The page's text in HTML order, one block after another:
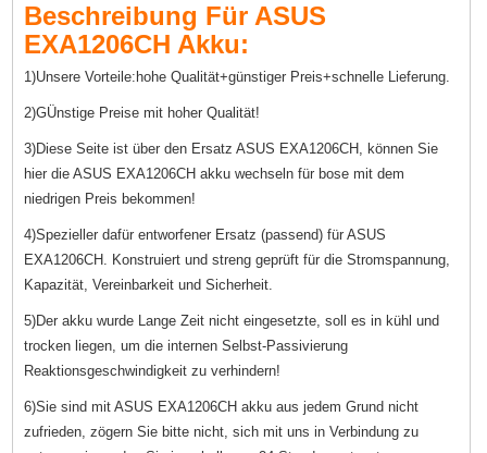
Beschreibung Für ASUS
EXA1206CH Akku:
1)Unsere Vorteile:hohe Qualität+günstiger Preis+schnelle Lieferung.
2)GÜnstige Preise mit hoher Qualität!
3)Diese Seite ist über den Ersatz ASUS EXA1206CH, können Sie
hier die ASUS EXA1206CH akku wechseln für bose mit dem
niedrigen Preis bekommen!
4)Spezieller dafür entworfener Ersatz (passend) für ASUS
EXA1206CH. Konstruiert und streng geprüft für die Stromspannung,
Kapazität, Vereinbarkeit und Sicherheit.
5)Der akku wurde Lange Zeit nicht eingesetzte, soll es in kühl und
trocken liegen, um die internen Selbst-Passivierung
Reaktionsgeschwindigkeit zu verhindern!
6)Sie sind mit ASUS EXA1206CH akku aus jedem Grund nicht
zufrieden, zögern Sie bitte nicht, sich mit uns in Verbindung zu